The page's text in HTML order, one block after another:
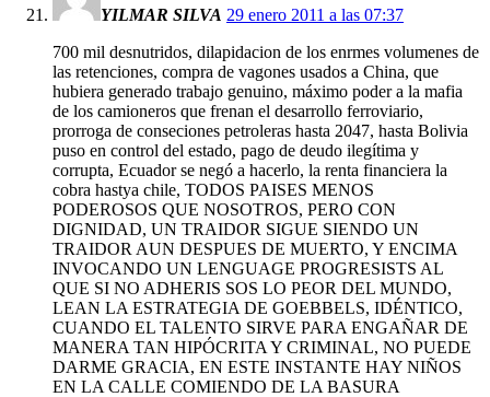
YILMAR SILVA 29 enero 2011 a las 07:37
700 mil desnutridos, dilapidacion de los enrmes volumenes de
las retenciones, compra de vagones usados a China, que
hubiera generado trabajo genuino, máximo poder a la mafia
de los camioneros que frenan el desarrollo ferroviario,
prorroga de conseciones petroleras hasta 2047, hasta Bolivia
puso en control del estado, pago de deudo ilegítima y
corrupta, Ecuador se negó a hacerlo, la renta financiera la
cobra hastya chile, TODOS PAISES MENOS
PODEROSOS QUE NOSOTROS, PERO CON
DIGNIDAD, UN TRAIDOR SIGUE SIENDO UN
TRAIDOR AUN DESPUES DE MUERTO, Y ENCIMA
INVOCANDO UN LENGUAGE PROGRESISTS AL
QUE SI NO ADHERIS SOS LO PEOR DEL MUNDO,
LEAN LA ESTRATEGIA DE GOEBBELS, IDÉNTICO,
CUANDO EL TALENTO SIRVE PARA ENGAÑAR DE
MANERA TAN HIPÓCRITA Y CRIMINAL, NO PUEDE
DARME GRACIA, EN ESTE INSTANTE HAY NIÑOS
EN LA CALLE COMIENDO DE LA BASURA